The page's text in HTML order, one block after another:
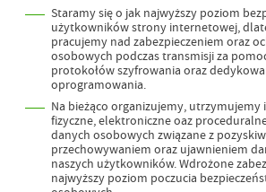
Staramy się o jak najwyższy poziom
użytkowników strony internetowej,
pracujemy nad zabezpieczeniem oraz
osobowych podczas transmisji za
protokołów szyfrowania oraz
oprogramowania.
Na bieżąco organizujemy,
fizyczne, elektroniczne oaz
danych osobowych związane z
przechowywaniem oraz ujawnieniem
naszych użytkowników. Wdrożone
najwyższy poziom poczucia